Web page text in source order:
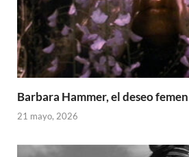
Barbara Hammer, el deseo
21 mayo, 2026